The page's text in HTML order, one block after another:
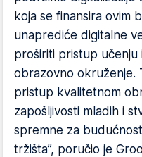
koja se finansira ovim
unaprediće digitalne
proširiti pristup
obrazovno okruženje.
pristup kvalitetnom
zapošljivosti mladih i
spremne za
tržišta”, poručio je